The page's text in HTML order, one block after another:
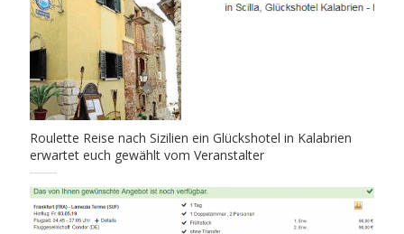
Roulette Reise nach Sizilien ein Glückshotel in Kalabrien
erwartet euch gewählt vom Veranstalter